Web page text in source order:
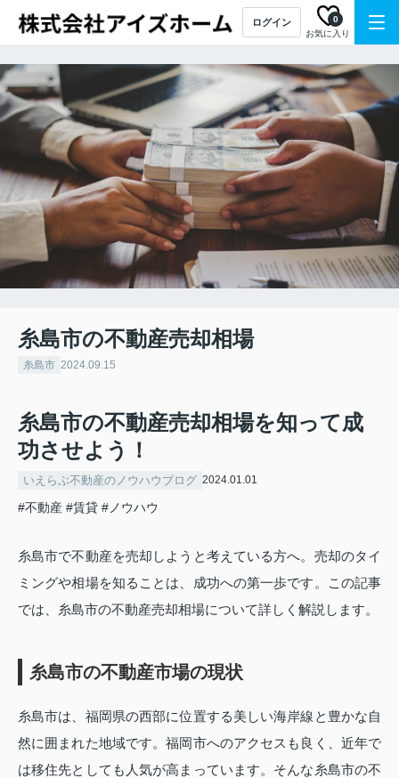
ログイン
お気に入り
0
糸島市の不動産売却相場
糸島市 2024.09.15
糸島市の不動産売却相場を知って成
功させよう！
いえらぶ不動産のノウハウブログ 2024.01.01
#不動産 #賃貸 #ノウハウ
糸島市で不動産を売却しようと考えている方へ。売却のタイ
ミングや相場を知ることは、成功への第一歩です。この記事
では、糸島市の不動産売却相場について詳しく解説します。
糸島市の不動産市場の現状
糸島市は、福岡県の西部に位置する美しい海岸線と豊かな自
然に囲まれた地域です。福岡市へのアクセスも良く、近年で
は移住先としても人気が高まっています。そんな糸島市の不